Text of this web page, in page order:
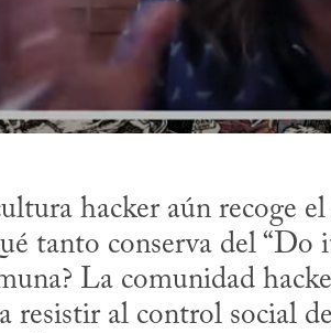
hacker aún recoge
tanto conserva del
La comunidad
resistir al control social